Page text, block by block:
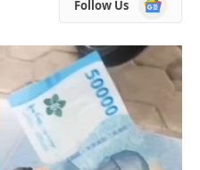
Follow Us
News